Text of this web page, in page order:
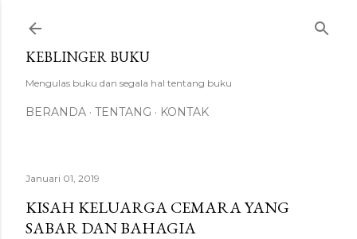
KEBLINGER BUKU
Mengulas buku dan segala hal tentang buku
BERANDA TENTANG KONTAK
Januari 01, 2019
KISAH KELUARGA CEMARA YANG
SABAR DAN BAHAGIA